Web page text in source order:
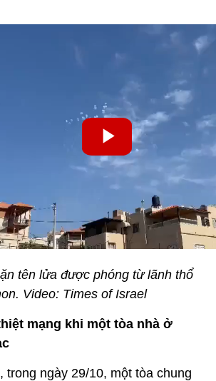
tên lửa được phóng từ lãnh thổ
Video: Times of Israel
mạng khi một tòa nhà ở
trong ngày 29/10, một tòa chung